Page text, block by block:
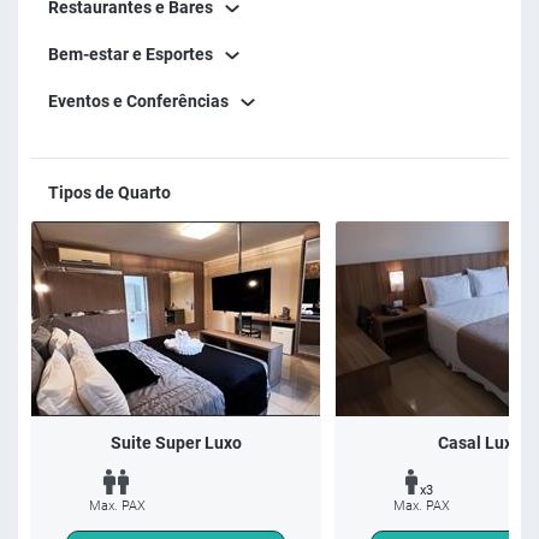
memorável no Pietro Angelo Hotel!
Restaurantes e Bares
Bem-estar e Esportes
Eventos e Conferências
Tipos de Quarto
Suite Super Luxo
Max. PAX
Casal Luxo
x3
Max. PAX